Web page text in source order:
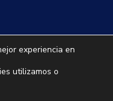
experiencia en
utilizamos o